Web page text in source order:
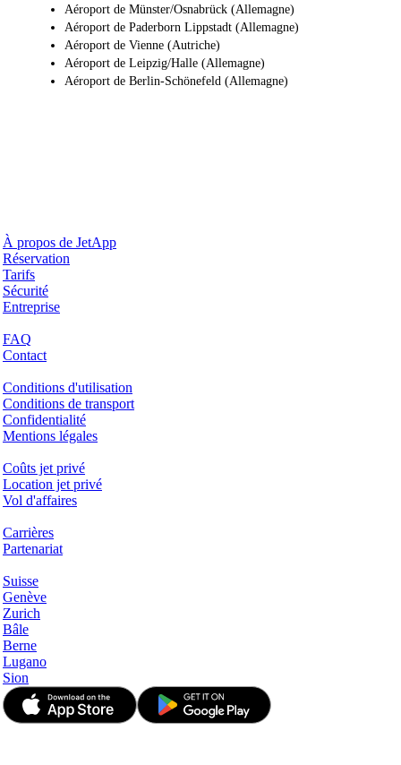
Aéroport de Münster/Osnabrück (Allemagne)
Aéroport de Paderborn Lippstadt (Allemagne)
Aéroport de Vienne (Autriche)
Aéroport de Leipzig/Halle (Allemagne)
Aéroport de Berlin-Schönefeld (Allemagne)
À propos de JetApp
Réservation
Tarifs
Sécurité
Entreprise
FAQ
Contact
Conditions d'utilisation
Conditions de transport
Confidentialité
Mentions légales
Coûts jet privé
Location jet privé
Vol d'affaires
Carrières
Partenariat
Suisse
Genève
Zurich
Bâle
Berne
Lugano
Sion